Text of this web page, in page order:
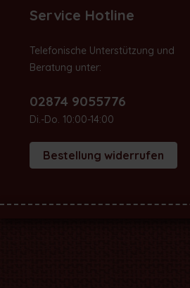
Service Hotline
Telefonische Unterstützung und
Beratung unter:
02874 9055776
Di.-Do. 10:00-14:00
Bestellung widerrufen